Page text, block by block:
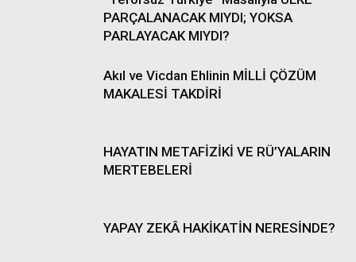
PARÇALANACAK MIYDI; YOKSA
PARLAYACAK MIYDI?
Akıl ve Vicdan Ehlinin MİLLİ ÇÖZÜM
MAKALESİ TAKDİRİ
HAYATIN METAFİZİKİ VE RÜ’YALARIN
MERTEBELERİ
YAPAY ZEKÂ HAKİKATİN NERESİNDE?